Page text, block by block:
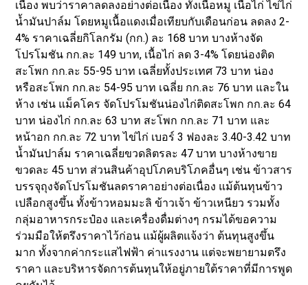
เนื่อง พบว่าราคาลดลงอย่างต่อเนื่อง ทั้งเนื้อหมู เนื้อไก่ ไข่ไก่
น้ำมันปาล์ม โดยหมูเนื้อแดงเมื่อเทียบกับเดือนก่อน ลดลง 2-
4% ราคาเฉลี่ยกิโลกรัม (กก.) ละ 168 บาท บางห้างจัด
โปรโมชัน กก.ละ 149 บาท, เนื้อไก่ ลด 3-4% โดยน่องติด
สะโพก กก.ละ 55-95 บาท เฉลี่ยทั้งประเทศ 73 บาท น่อง
หรือสะโพก กก.ละ 54-95 บาท เฉลี่ย กก.ละ 76 บาท และใน
ห้าง เช่น แม็คโคร จัดโปรโมชันน่องไก่ติดสะโพก กก.ละ 64
บาท น่องไก่ กก.ละ 63 บาท สะโพก กก.ละ 71 บาท และ
หน้าอก กก.ละ 72 บาท ไข่ไก่ เบอร์ 3 ฟองละ 3.40-3.42 บาท
น้ำมันปาล์ม ราคาเฉลี่ยขวดลิตรละ 47 บาท บางห้างขาย
ขวดละ 45 บาท ส่วนสินค้าอุปโภคบริโภคอื่นๆ เช่น ข้าวสาร
บรรจุถุงจัดโปรโมชันลดราคาอย่างต่อเนื่อง แม้ต้นทุนข้าว
เปลือกสูงขึ้น ทั้งข้าวหอมมะลิ ข้าวเจ้า ข้าวเหนียว รวมทั้ง
กลุ่มอาหารกระป๋อง และเครื่องดื่มต่างๆ กรมได้ขอความ
ร่วมมือให้ตรึงราคาไว้ก่อน แม้ผู้ผลิตแจ้งว่า ต้นทุนสูงขึ้น
มาก ทั้งจากค่ากระแสไฟฟ้า ค่าแรงงาน แต่จะพยายามตรึง
ราคา และบริหารจัดการต้นทุนให้อยู่ภายใต้ราคาที่มีการพูด